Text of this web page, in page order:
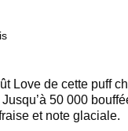
Love de cette puff
50 000
et note glaciale.